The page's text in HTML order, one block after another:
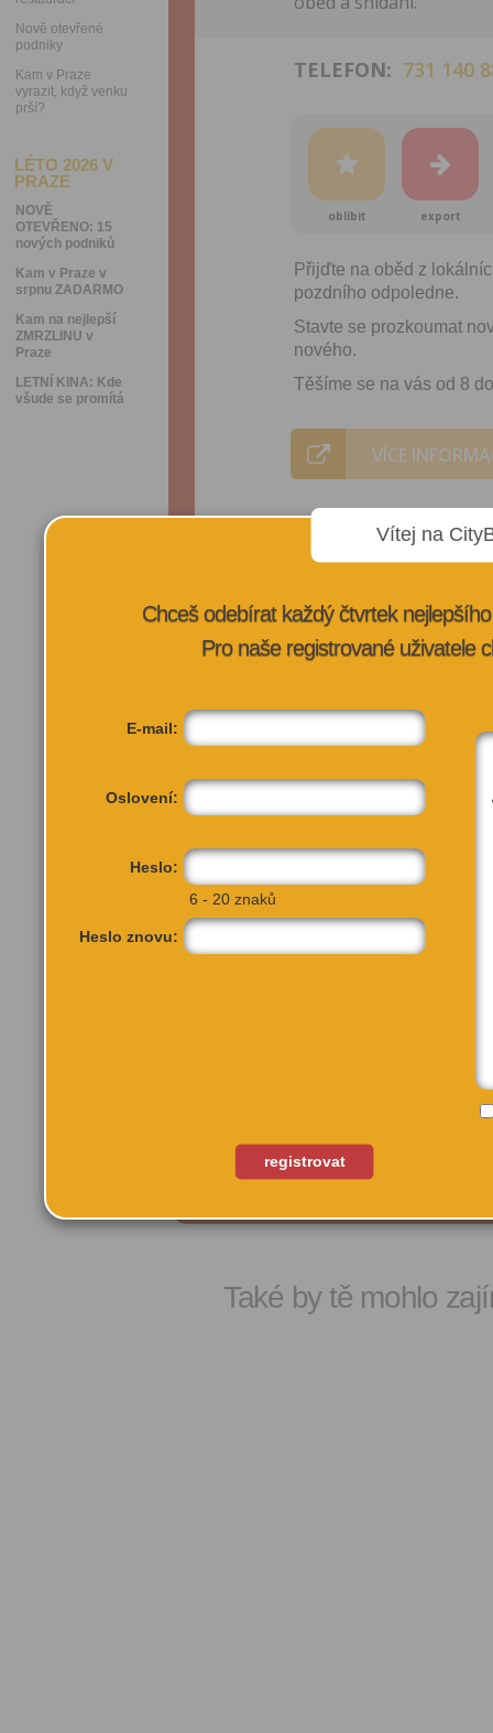
Nově otevřené
podniky
Kam v Praze
vyrazit, když venku
prší?
LÉTO 2026 V
PRAZE
NOVĚ
OTEVŘENO: 15
nových podniků
Kam v Praze v
srpnu ZADARMO
Kam na nejlepší
ZMRZLINU v
Praze
LETNÍ KINA: Kde
všude se promítá
TELEFON: 731 140
oblíbit export
Přijďte na oběd z
pozdního odpoledne.
Stavte se prozkoumat
nového.
Těšíme se na vás od 8
VÍCE
Také by tě mohlo
Vítej na
Chceš odebírat každý čtvrtek
Pro naše registrované uživatele
E-mail:
Oslovení:
Heslo:
6 - 20 znaků
Heslo znovu:
registrovat